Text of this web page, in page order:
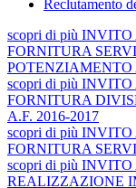
Reclutamento
scopri di più INVITO
FORNITURA
scopri di più INVITO
FORNITURA
A.F. 2016-2017
scopri di più INVITO
FORNITURA
scopri di più INVITO
REALIZZAZIONE